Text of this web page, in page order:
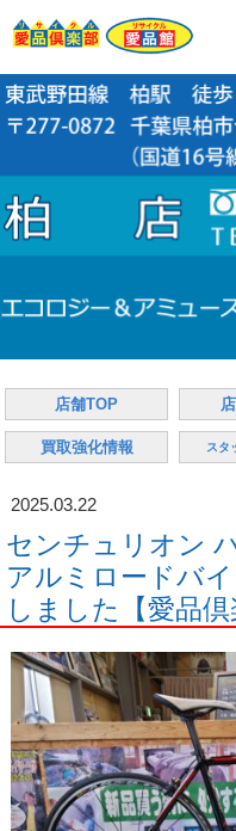
店舗TOP
買取強化情報 スタ
2025.03.22
センチュリオン
アルミロードバ
しました【愛品倶